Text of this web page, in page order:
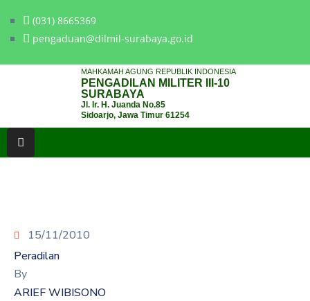
(031) 8665369
pengaduan@dilmil-surabaya.go.id
MAHKAMAH AGUNG REPUBLIK INDONESIA
PENGADILAN MILITER III-10
SURABAYA
Jl. Ir. H. Juanda No.85
Sidoarjo, Jawa Timur 61254
LAYANAN
HUKUM
PPID
KINERJA
RB
15/11/2010
Peradilan
By
ARIEF WIBISONO